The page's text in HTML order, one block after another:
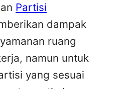
Partisi
dampak
ruang
namun untuk
yang sesuai